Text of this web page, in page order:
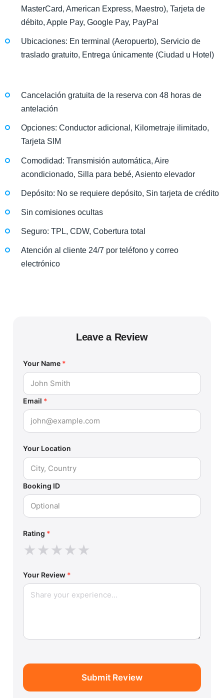
MasterCard, American Express, Maestro), Tarjeta de
débito, Apple Pay, Google Pay, PayPal
Ubicaciones: En terminal (Aeropuerto), Servicio de
traslado gratuito, Entrega únicamente (Ciudad u Hotel)
Cancelación gratuita de la reserva con 48 horas de
antelación
Opciones: Conductor adicional, Kilometraje ilimitado,
Tarjeta SIM
Comodidad: Transmisión automática, Aire
acondicionado, Silla para bebé, Asiento elevador
Depósito: No se requiere depósito, Sin tarjeta de crédito
Sin comisiones ocultas
Seguro: TPL, CDW, Cobertura total
Atención al cliente 24/7 por teléfono y correo
electrónico
Leave a Review
Your Name *
Email *
Your Location
Booking ID
Rating *
★★★★★
Your Review *
Submit Review